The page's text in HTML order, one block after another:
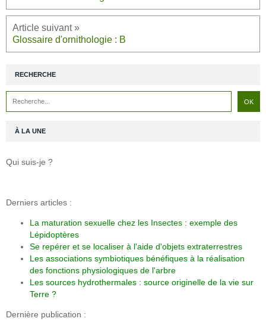
Glossaire d'ornithologie : B
RECHERCHE
À LA UNE
Qui suis-je ?
Derniers articles :
La maturation sexuelle chez les Insectes : exemple des
Lépidoptères
Se repérer et se localiser à l'aide d'objets extraterrestres
Les associations symbiotiques bénéfiques à la réalisation
des fonctions physiologiques de l'arbre
Les sources hydrothermales : source originelle de la vie sur
Terre ?
Dernière publication :